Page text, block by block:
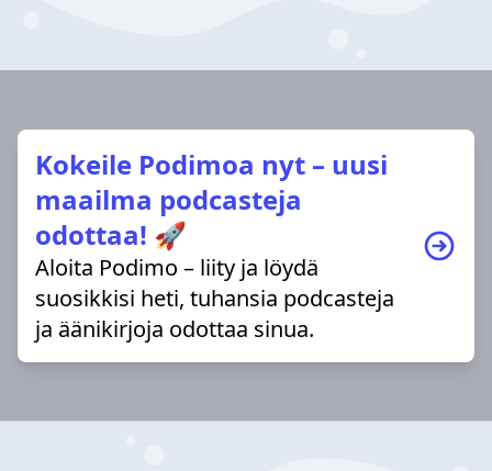
Kokeile Podimoa nyt – uusi
maailma podcasteja
odottaa! 🚀
Aloita Podimo – liity ja löydä
suosikkisi heti, tuhansia podcasteja
ja äänikirjoja odottaa sinua.